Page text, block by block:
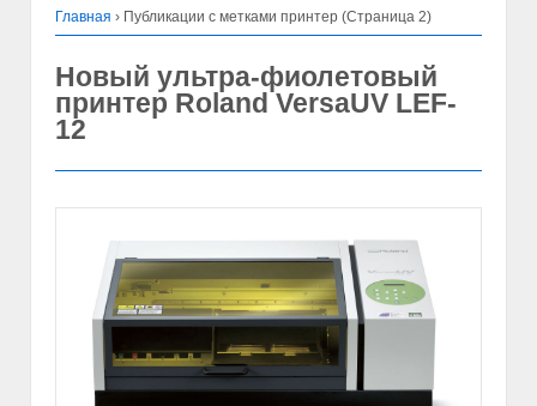
Главная › Публикации с метками принтер (Страница 2)
Новый ультра-фиолетовый
принтер Roland VersaUV LEF-
12